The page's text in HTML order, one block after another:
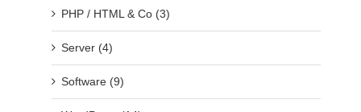
PHP / HTML & Co (3)
Server (4)
Software (9)